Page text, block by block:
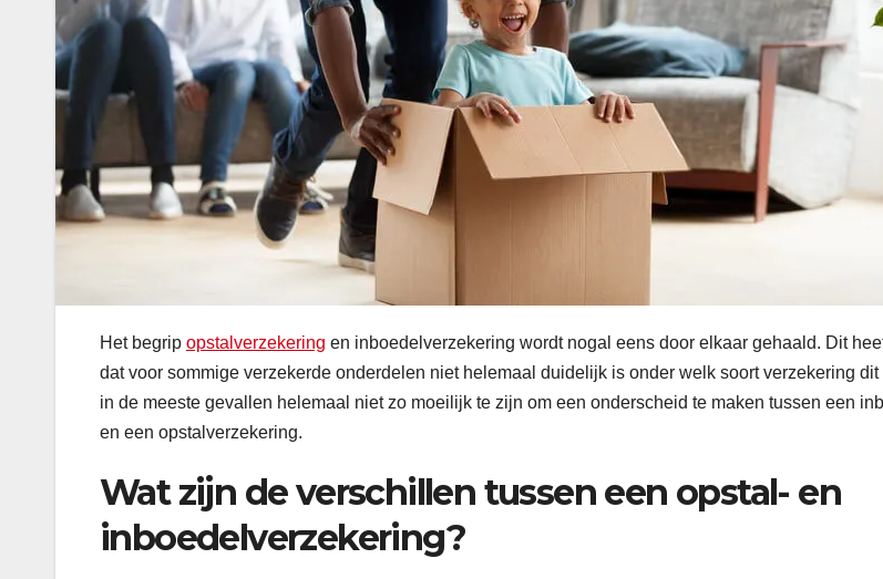
Het begrip opstalverzekering en inboedelverzekering wordt nogal eens door elkaar gehaald. Dit
dat voor sommige verzekerde onderdelen niet helemaal duidelijk is onder welk soort verzekering dit
in de meeste gevallen helemaal niet zo moeilijk te zijn om een onderscheid te maken tussen een
en een opstalverzekering.
Wat zijn de verschillen tussen een opstal- en
inboedelverzekering?